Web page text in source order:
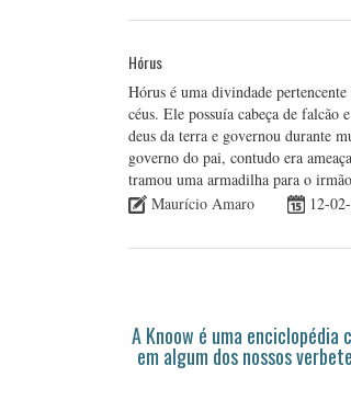
Hórus
Hórus é uma divindade
céus. Ele possuía cabeça de
deus da terra e governou durante
governo do pai, contudo era
tramou uma armadilha para o
Maurício Amaro
12-
A Knoow é uma
em algum dos nossos